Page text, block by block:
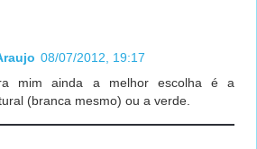
08/07/2012, 19:17
mim ainda a melhor escolha é a
(branca mesmo) ou a verde.